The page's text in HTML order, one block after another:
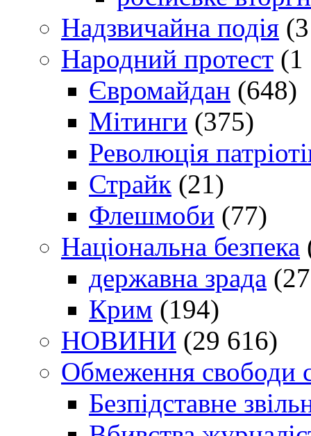
Надзвичайна подія
Народний протест (1
Євромайдан (648)
Мітинги (375)
Революція
Страйк (21)
Флешмоби (77)
Національна безпека
державна зрада
Крим (194)
НОВИНИ (29 616)
Обмеження свободи
Безпідставне